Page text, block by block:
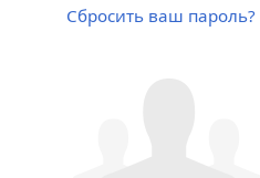
Сбросить ваш пароль?